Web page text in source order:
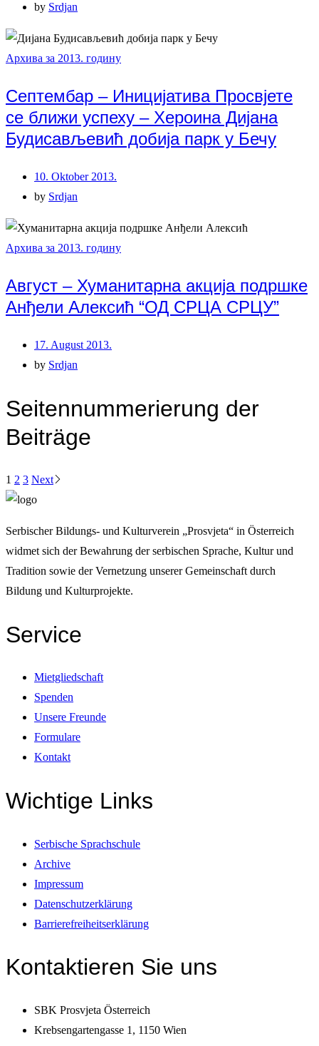
by Srdjan
Архива за 2013. годину
Септембар – Иницијатива Просвјете
се ближи успеху – Хероина Дијана
Будисављевић добија парк у Бечу
10. Oktober 2013.
by Srdjan
Архива за 2013. годину
Август – Хуманитарна акција подршке
Анђели Алексић “ОД СРЦА СРЦУ”
17. August 2013.
by Srdjan
Seitennummerierung der
Beiträge
1 2 3 Next
Serbischer Bildungs- und Kulturverein „Prosvjeta“ in Österreich
widmet sich der Bewahrung der serbischen Sprache, Kultur und
Tradition sowie der Vernetzung unserer Gemeinschaft durch
Bildung und Kulturprojekte.
Service
Mietgliedschaft
Spenden
Unsere Freunde
Formulare
Kontakt
Wichtige Links
Serbische Sprachschule
Archive
Impressum
Datenschutzerklärung
Barrierefreiheitserklärung
Kontaktieren Sie uns
SBK Prosvjeta Österreich
Krebsengartengasse 1, 1150 Wien